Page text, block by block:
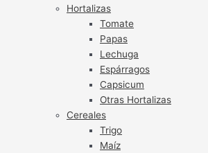
Hortalizas
Tomate
Papas
Lechuga
Espárragos
Capsicum
Otras Hortalizas
Cereales
Trigo
Maíz